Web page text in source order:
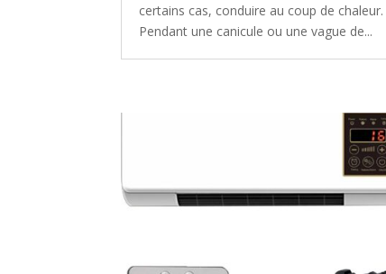
certains cas, conduire au coup de chaleur.
Pendant une canicule ou une vague de...